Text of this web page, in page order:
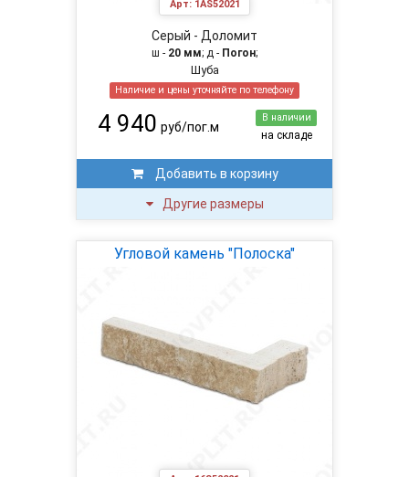
Арт: 1AS52021
Серый - Доломит
ш - 20 мм; д - Погон;
Шуба
Наличие и цены уточняйте по телефону
4 940 руб/пог.м
В наличии
на складе
Добавить в корзину
Другие размеры
Угловой камень "Полоска"